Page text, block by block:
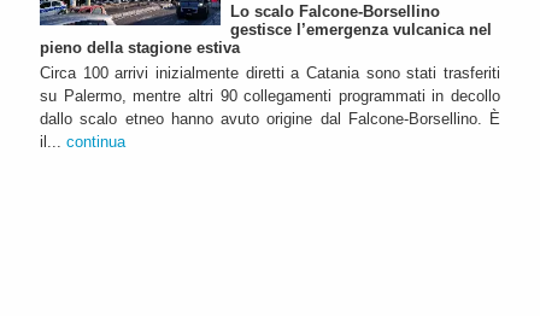
Lo scalo Falcone-Borsellino
gestisce l’emergenza vulcanica nel
pieno della stagione estiva
Circa 100 arrivi inizialmente diretti a Catania sono stati trasferiti
su Palermo, mentre altri 90 collegamenti programmati in decollo
dallo scalo etneo hanno avuto origine dal Falcone-Borsellino. È
il... continua